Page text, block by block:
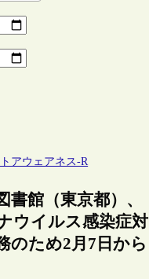
アウェアネス-R
書館（東京都）、
ウイルス感染症対
のため2月7日から